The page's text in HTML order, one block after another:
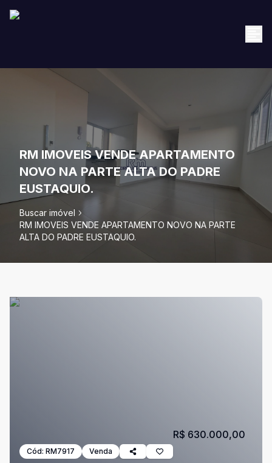
RM IMOVEIS VENDE APARTAMENTO
NOVO NA PARTE ALTA DO PADRE
EUSTAQUIO.
Buscar imóvel
RM IMOVEIS VENDE APARTAMENTO NOVO NA PARTE
ALTA DO PADRE EUSTAQUIO.
Cód: RM7917 Venda
R$ 630.000,00